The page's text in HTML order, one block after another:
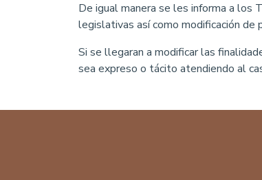
De igual manera se les informa a los
legislativas así como modificación de
Si se llegaran a modificar las
sea expreso o tácito atendiendo al